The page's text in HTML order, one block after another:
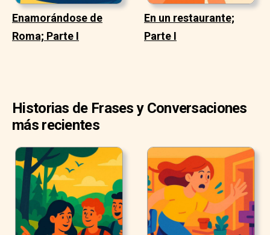
Enamorándose de
Roma; Parte I
En un restaurante;
Parte I
Historias de Frases y Conversaciones
más recientes